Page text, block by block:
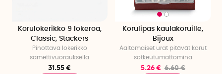
Korulokerikko 9 lokeroa,
Classic, Stackers
Pinottava lokerikko
samettivuorauksella
31.55 €
Korulipas kaulakoruille,
Bijoux
Aaltomaiset urat pitävät korut
sotkeutumattomina
5.26 € 6.60 €